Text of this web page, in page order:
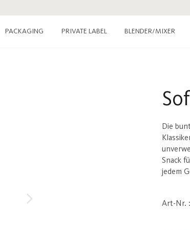
PACKAGING PRIVATE LABEL BLENDER/MIXER
Die
Snack
jedem
Art-Nr.